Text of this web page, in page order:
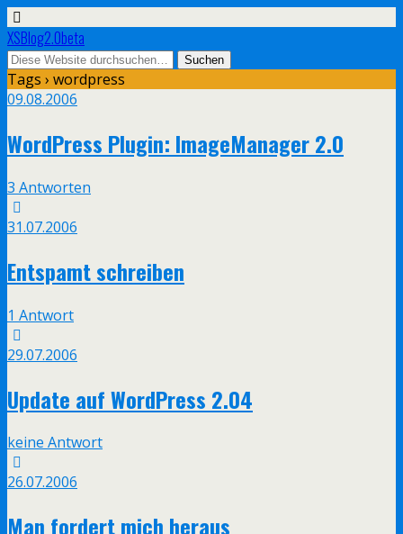
XSBlog2.0beta
Tags › wordpress
09.08.2006
WordPress Plugin: ImageManager 2.0
3 Antworten
31.07.2006
Entspamt schreiben
1 Antwort
29.07.2006
Update auf WordPress 2.04
keine Antwort
26.07.2006
Man fordert mich heraus